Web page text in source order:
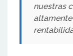
nuestras